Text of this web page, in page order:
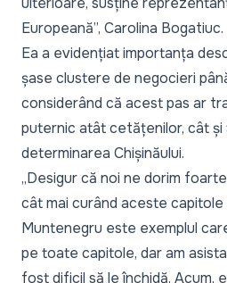
Europeană”, Carolina Bogatiuc.
Ea a evidențiat importanța
șase clustere de negocieri
considerând că acest pas ar
puternic atât cetățenilor, cât și
determinarea Chișinăului.
„Desigur că noi ne dorim
cât mai curând aceste
Muntenegru este exemplul
pe toate capitole, dar am
fost dificil să le închidă. Acum,